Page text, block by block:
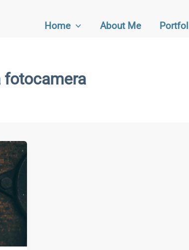
Home About Me